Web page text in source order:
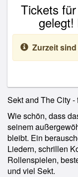
Tickets
gelegt!
Zurzeit
Sekt and The City
Wie schön, dass
seinem
bleibt. Ein
Liedern, schrillen
Rollenspielen,
und viel Sekt.